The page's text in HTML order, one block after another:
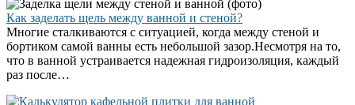
Как заделать щель между ванной и стеной?
Многие сталкиваются с ситуацией, когда между стеной и
бортиком самой ванны есть небольшой зазор.Несмотря на то,
что в ванной устраивается надежная гидроизоляция, каждый
раз после…